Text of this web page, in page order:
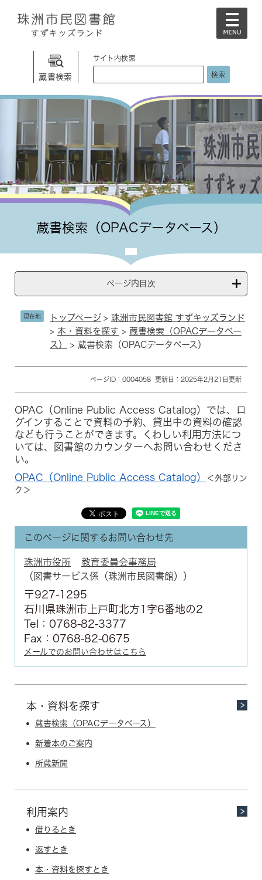
メ
ニ
ー
蔵書検索
サイト内検索
o
o
l
カ
タ
ム
検
蔵書検索（OPACデータベース）
ページ内目次
現在地 トップページ > 珠洲市民図書館 すずキッズランド
> 本・資料を探す > 蔵書検索（OPACデータベー
ス）
> 蔵書検索（OPACデータベース）
ページID：0004058 更新日：2025年2月21日更新
OPAC（Online Public Access Catalog）では、ロ
グインすることで資料の予約、貸出中の資料の確認
なども行うことができます。くわしい利用方法につ
いては、図書館のカウンターへお問い合わせくださ
い。
OPAC（Online Public Access Catalog）​
＜外部リン
ク＞
このページに関するお問い合わせ先
珠洲市役所
教育委員会事務局
図書サービス係（珠洲市民図書館）
〒927-1295
石川県珠洲市上戸町北方1字6番地の2
Tel：0768-82-3377
Fax：0768-82-0675
メールでのお問い合わせはこちら
本・資料を探す
蔵書検索（OPACデータベース）
新着本のご案内
所蔵新聞
利用案内
借りるとき
返すとき
本・資料を探すとき